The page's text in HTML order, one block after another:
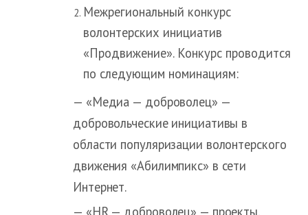
Межрегиональный конкурс
волонтерских инициатив
«Продвижение». Конкурс проводится
по следующим номинациям:
— «Медиа — доброволец» —
добровольческие инициативы в
области популяризации волонтерского
движения «Абилимпикс» в сети
Интернет.
— «HR — доброволец» — проекты,